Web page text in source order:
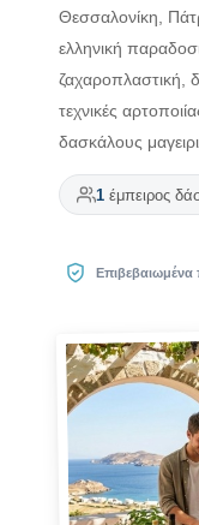
Θεσσαλονίκη,
ελληνική
ζαχαροπλαστική,
τεχνικές
δασκάλους
1έμπειρος
Επιβεβαιωμένα